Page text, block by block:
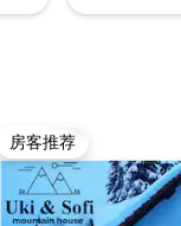
房客推荐
房客推荐